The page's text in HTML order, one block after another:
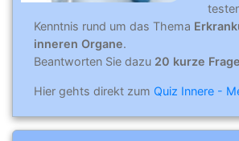
Kenntnis rund um das Thema
inneren Organe.
Beantworten Sie dazu 20 kurze
Hier gehts direkt zum Quiz Innere -